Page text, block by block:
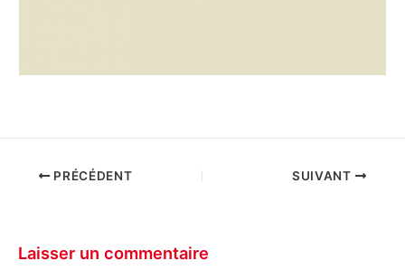
PRÉCÉDENT SUIVANT
Laisser un commentaire